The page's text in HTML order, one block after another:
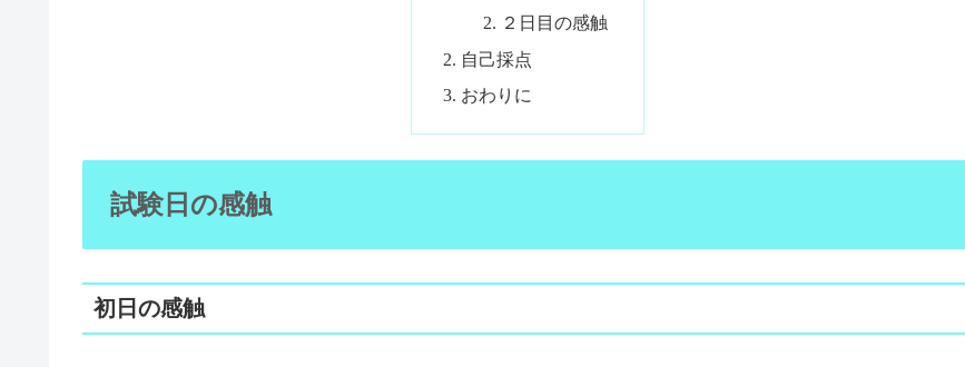
２日目の感触
自己採点
おわりに
試験日の感触
初日の感触